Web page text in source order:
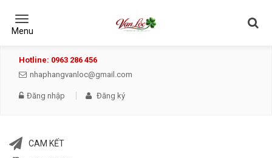
Hotline: 0963 286 456
nhaphangvanloc@gmail.com
Đăng nhập Đăng ký
CAM KẾT
Toggle
Menu